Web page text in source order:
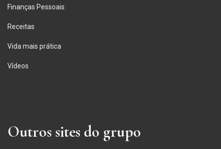
Finanças Pessoais
Receitas
Vida mais prática
Vídeos
Outros sites do grupo